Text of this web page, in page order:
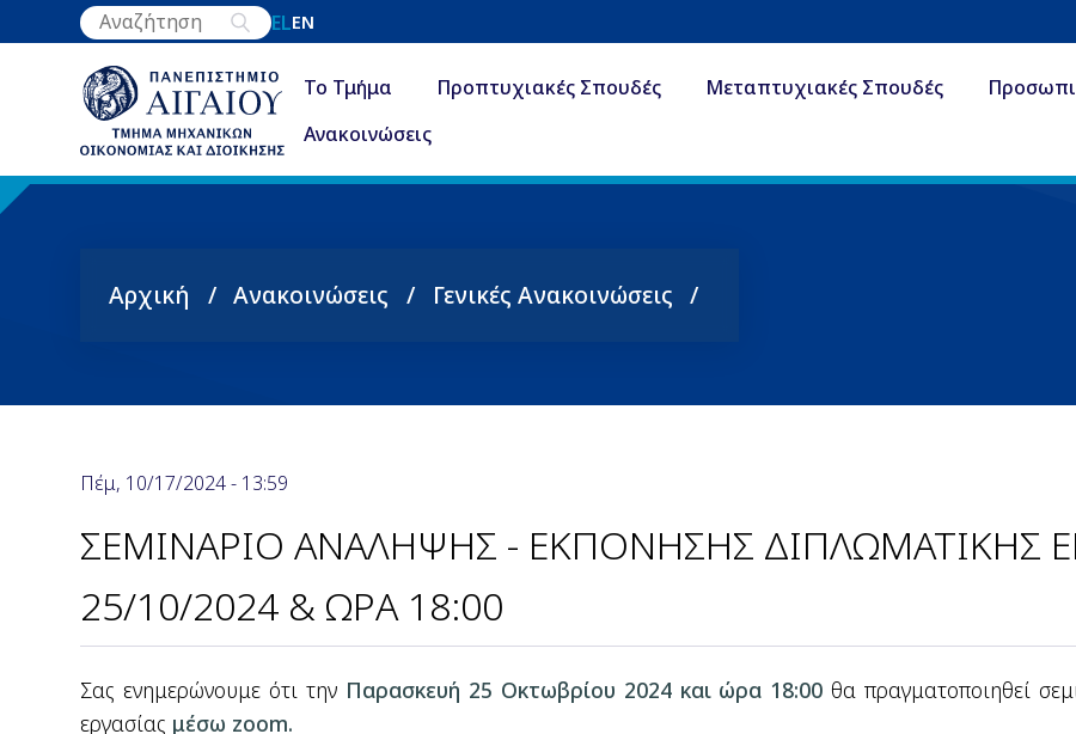
Παράκαμψη
προς
περιεχόμενο
ELEN
Το Τμήμα Προπτυχιακές Σπουδές Μεταπτυχιακές Σπουδές
Ανακοινώσεις
Breadcrumb
Αρχική Ανακοινώσεις Γενικές Ανακοινώσεις
Πέμ, 10/17/2024 - 13:59
ΣΕΜΙΝΑΡΙΟ ΑΝΑΛΗΨΗΣ - ΕΚΠΟΝΗΣΗΣ ΔΙΠΛΩΜΑΤΙΚΗΣ
25/10/2024 & ΩΡΑ 18:00
Σας ενημερώνουμε ότι την Παρασκευή 25 Οκτωβρίου 2024 και ώρα 18:00 θα πραγματοποιηθεί
εργασίας μέσω zoom.